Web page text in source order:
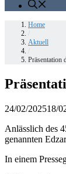
Home
Aktuell
Präsentation
24/02/202518/
Anlässlich des
genannten
In einem